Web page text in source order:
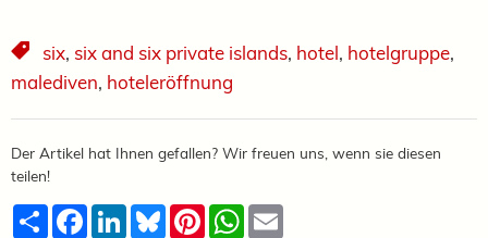
six, six and six private islands, hotel, hotelgruppe,
malediven, hoteleröffnung
Der Artikel hat Ihnen gefallen? Wir freuen uns, wenn sie diesen
teilen!
TeilenFacebook
LinkedInBlueskyPinterestWhatsApp